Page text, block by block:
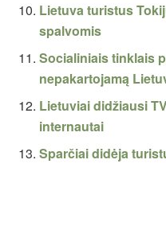
Lietuva turistus
spalvomis
Socialiniais tinklais
nepakartojamą
Lietuviai didžiausi
internautai
Sparčiai didėja